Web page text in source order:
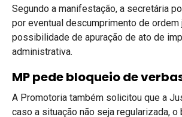
Segundo a manifestação, a secretária
por eventual descumprimento de ordem
possibilidade de apuração de ato de
administrativa.
MP pede bloqueio de
A Promotoria também solicitou que a
caso a situação não seja regularizada, o